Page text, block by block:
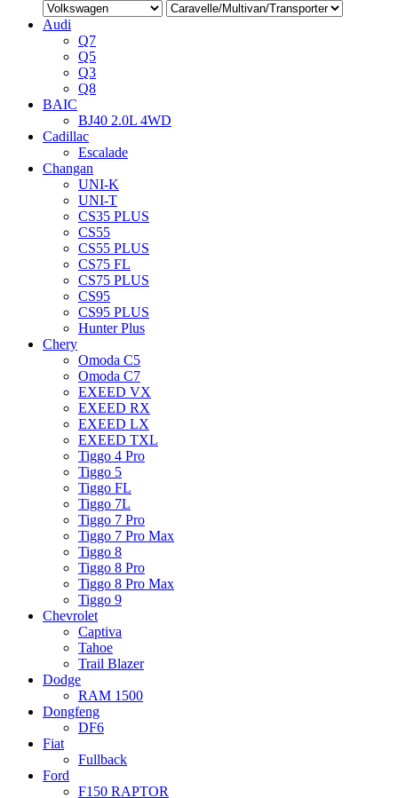
Audi
Q7
Q5
Q3
Q8
BAIC
BJ40 2.0L 4WD
Cadillac
Escalade
Changan
UNI-K
UNI-T
CS35 PLUS
CS55
CS55 PLUS
CS75 FL
CS75 PLUS
CS95
CS95 PLUS
Hunter Plus
Chery
Omoda C5
Omoda C7
EXEED VX
EXEED RX
EXEED LX
EXEED TXL
Tiggo 4 Pro
Tiggo 5
Tiggo FL
Tiggo 7L
Tiggo 7 Pro
Tiggo 7 Pro Max
Tiggo 8
Tiggo 8 Pro
Tiggo 8 Pro Max
Tiggo 9
Chevrolet
Captiva
Tahoe
Trail Blazer
Dodge
RAM 1500
Dongfeng
DF6
Fiat
Fullback
Ford
F150 RAPTOR